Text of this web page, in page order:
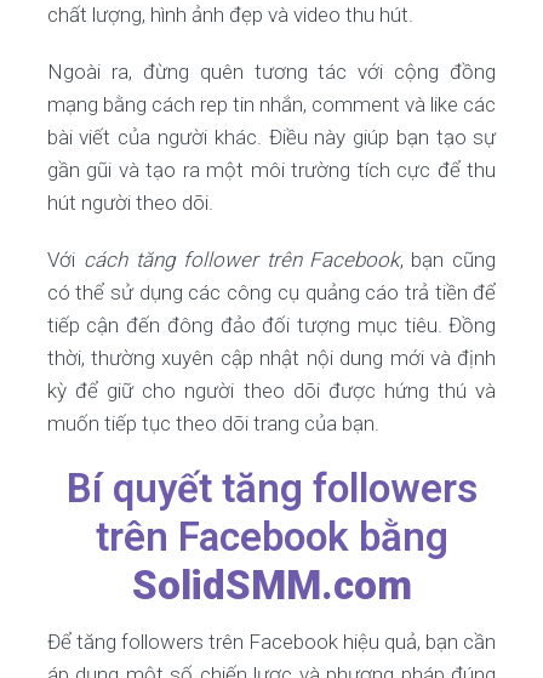
chất lượng, hình ảnh đẹp và video thu hút.
Ngoài ra, đừng quên tương tác với cộng đồng
mạng bằng cách rep tin nhắn, comment và like các
bài viết của người khác. Điều này giúp bạn tạo sự
gần gũi và tạo ra một môi trường tích cực để thu
hút người theo dõi.
Với cách tăng follower trên Facebook, bạn cũng
có thể sử dụng các công cụ quảng cáo trả tiền để
tiếp cận đến đông đảo đối tượng mục tiêu. Đồng
thời, thường xuyên cập nhật nội dung mới và định
kỳ để giữ cho người theo dõi được hứng thú và
muốn tiếp tục theo dõi trang của bạn.
Bí quyết tăng followers
trên Facebook bằng
SolidSMM.com
Để tăng followers trên Facebook hiệu quả, bạn cần